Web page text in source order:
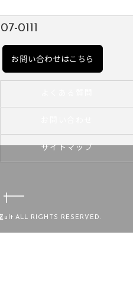
0111
お問い合わせはこちら
サイトマップ
ult ALL RIGHTS RESERVED.